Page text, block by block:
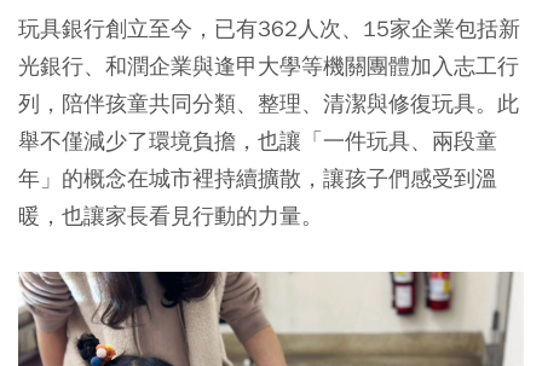
玩具銀行創立至今，已有362人次、15家企業包括新
光銀行、和潤企業與逢甲大學等機關團體加入志工行
列，陪伴孩童共同分類、整理、清潔與修復玩具。此
舉不僅減少了環境負擔，也讓「一件玩具、兩段童
年」的概念在城市裡持續擴散，讓孩子們感受到溫
暖，也讓家長看見行動的力量。